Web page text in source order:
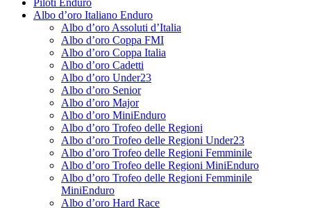
Piloti Enduro
Albo d’oro Italiano Enduro
Albo d’oro Assoluti d’Italia
Albo d’oro Coppa FMI
Albo d’oro Coppa Italia
Albo d’oro Cadetti
Albo d’oro Under23
Albo d’oro Senior
Albo d’oro Major
Albo d’oro MiniEnduro
Albo d’oro Trofeo delle Regioni
Albo d’oro Trofeo delle Regioni Under23
Albo d’oro Trofeo delle Regioni Femminile
Albo d’oro Trofeo delle Regioni MiniEnduro
Albo d’oro Trofeo delle Regioni Femminile
MiniEnduro
Albo d’oro Hard Race